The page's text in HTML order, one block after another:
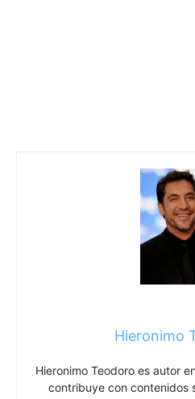
Hieronimo
Hieronimo Teodoro es autor
contribuye con contenidos